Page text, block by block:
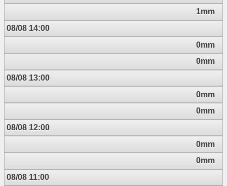
1mm
08/08 14:00
0mm
0mm
08/08 13:00
0mm
0mm
08/08 12:00
0mm
0mm
08/08 11:00